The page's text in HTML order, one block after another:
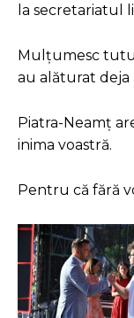
la secretariatul
Mulțumesc
au alăturat deja
Piatra-Neamț
inima voastră.
Pentru că fără